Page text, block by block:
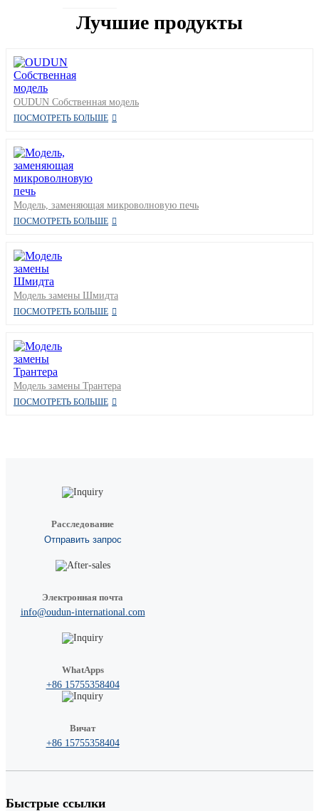
Лучшие продукты
OUDUN Собственная модель
ПОСМОТРЕТЬ БОЛЬШЕ
Модель, заменяющая микроволновую печь
ПОСМОТРЕТЬ БОЛЬШЕ
Модель замены Шмидта
ПОСМОТРЕТЬ БОЛЬШЕ
Модель замены Трантера
ПОСМОТРЕТЬ БОЛЬШЕ
Расследование
Отправить запрос
Электронная почта
info@oudun-international.com
WhatApps
+86 15755358404
Вичат
+86 15755358404
Быстрые ссылки